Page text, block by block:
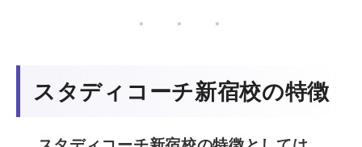
・ ・ ・
スタディコーチ新宿校の特徴